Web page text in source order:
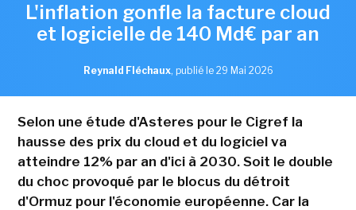
L'inflation gonfle la facture cloud
et logicielle de 140 Md€ par an
Reynald Fléchaux, publié le 29 Mai 2026
Selon une étude d'Asteres pour le Cigref la
hausse des prix du cloud et du logiciel va
atteindre 12% par an d'ici à 2030. Soit le double
du choc provoqué par le blocus du détroit
d'Ormuz pour l'économie européenne. Car la